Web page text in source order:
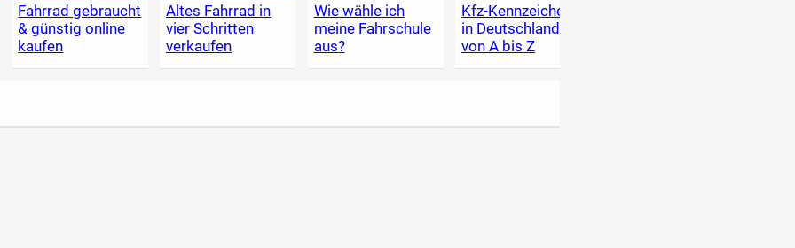
Fahrrad gebraucht
& günstig online
kaufen
Altes Fahrrad in
vier Schritten
verkaufen
Wie wähle ich
meine Fahrschule
aus?
Kfz-Kennzeichen
in Deutschland
von A bis Z